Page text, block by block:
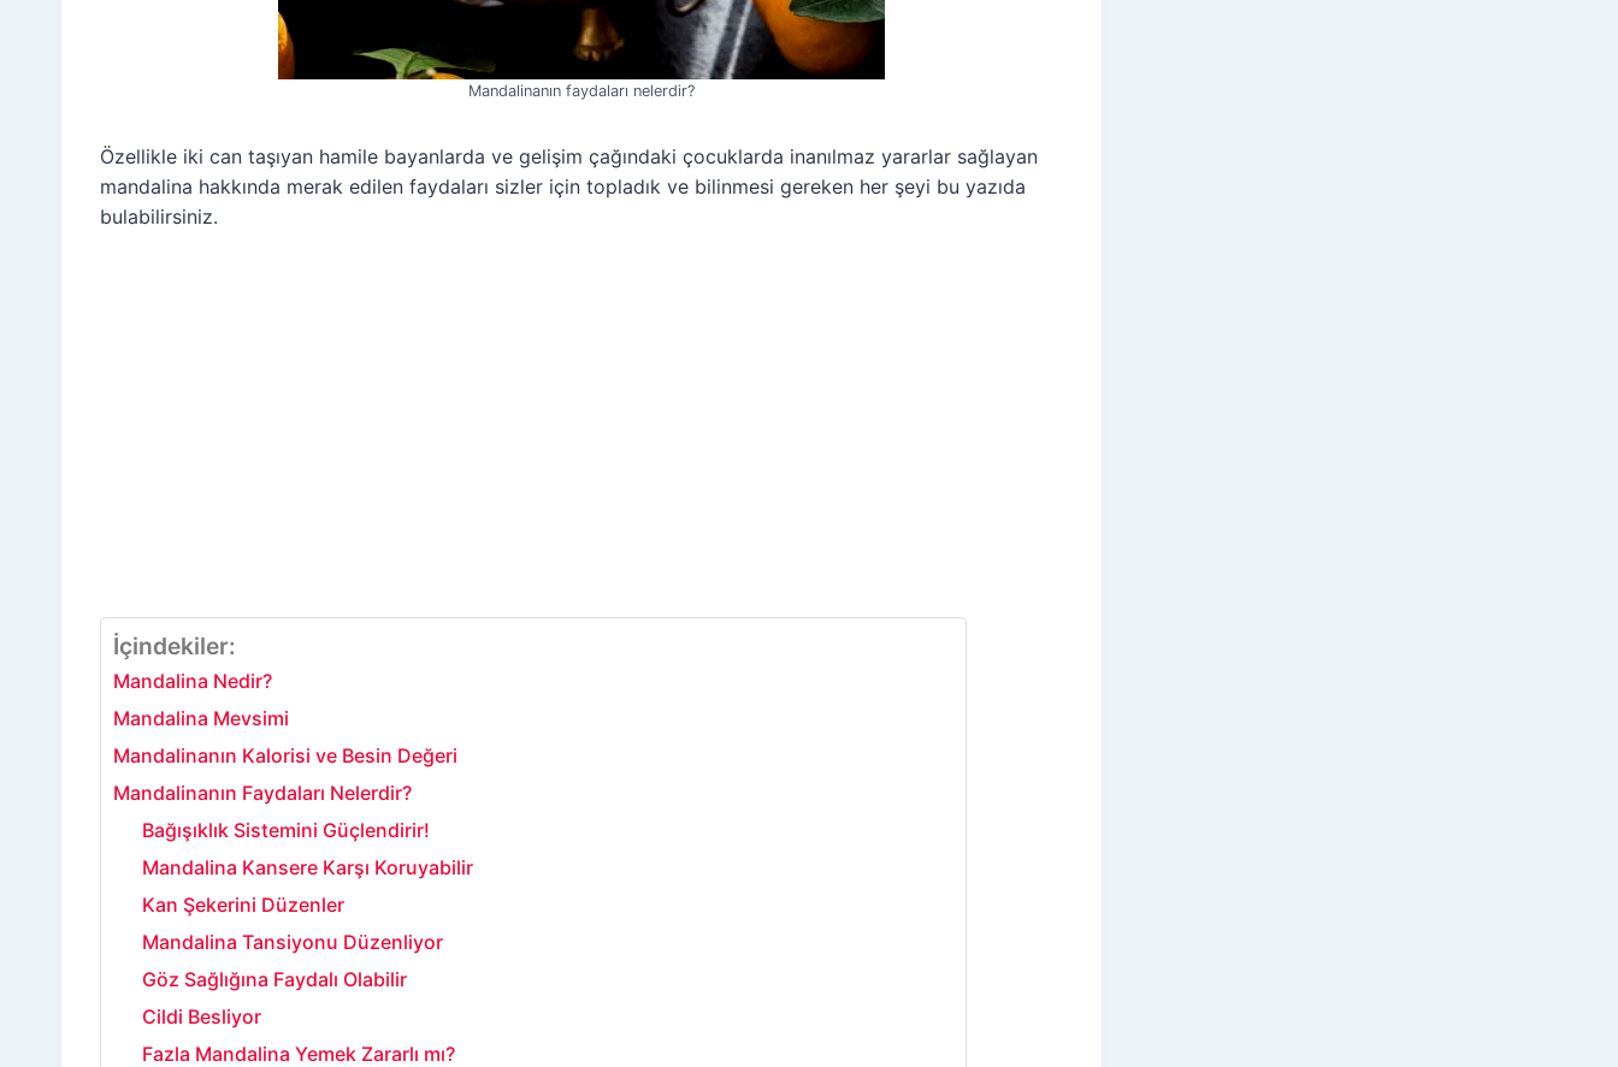
Mandalinanın faydaları nelerdir?
Özellikle iki can taşıyan hamile bayanlarda ve gelişim çağındaki çocuklarda inanılmaz yararlar sağlayan
mandalina hakkında merak edilen faydaları sizler için topladık ve bilinmesi gereken her şeyi bu yazıda
bulabilirsiniz.
İçindekiler:
Mandalina Nedir?
Mandalina Mevsimi
Mandalinanın Kalorisi ve Besin Değeri
Mandalinanın Faydaları Nelerdir?
Bağışıklık Sistemini Güçlendirir!
Mandalina Kansere Karşı Koruyabilir
Kan Şekerini Düzenler
Mandalina Tansiyonu Düzenliyor
Göz Sağlığına Faydalı Olabilir
Cildi Besliyor
Fazla Mandalina Yemek Zararlı mı?